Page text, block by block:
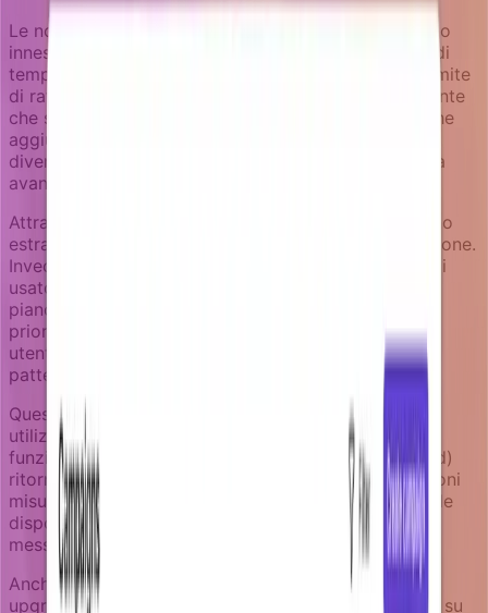
Le notifiche di upsell funzionano meglio quando sono
innescate da pattern di utilizzo genuini, non da ritardi
temporali arbitrari. Un utente che raggiunge il suo limite
di rate API ha bisogno di messaggi diversi da un utente
che si avvicina alla sua quota di storage. Un team che
aggiunge il quinto membro ha bisogno di una guida
diversa da un utente singolo che esplora funzionalità
avanzate.
Attraverso gli enricher, le campagne Notifizz possono
estrarre dati di utilizzo reali al momento dell'esecuzione.
Invece di "fai l'upgrade a Pro", la notifica diventa "hai
usato il 90% delle tue chiamate API questo mese. Il
piano Pro ti dà 10x più chiamate più supporto
prioritario". Invece di prompt di upgrade generici, gli
utenti ricevono una guida specifica basata sui loro
pattern di utilizzo effettivi.
Questo richiede enricher che espongono metriche di
utilizzo correnti, limiti del piano e disponibilità delle
funzionalità. Per esempio: account_usage(account_id)
ritorna l'utilizzo corrente attraverso tutte le dimensioni
misurate, il tempo fino al reset e i percorsi di upgrade
disponibili. La campagna usa questi dati per creare
messaggi rilevanti e suggerire piani appropriati.
Anche il timing diventa contestuale. Invia prompt di
upgrade quando gli utenti si avvicinano ai limiti, non su